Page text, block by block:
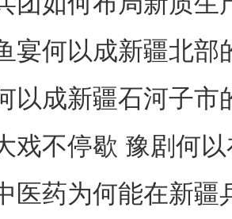
全力开展公正检验 助力
宴何以成新疆北部
以成新疆石河子市
戏不停歇 豫剧何
医药为何能在新疆